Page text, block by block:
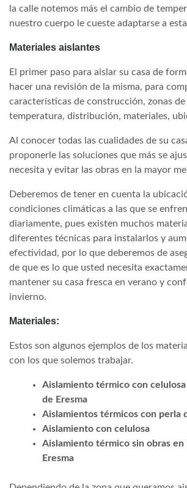
la calle notemos más el cambio de
nuestro cuerpo le cueste adaptarse a
Materiales aislantes
El primer paso para aislar su casa de
hacer una revisión de la misma, para
características de construcción, zonas de
temperatura, distribución, materiales,
Al conocer todas las cualidades de su
proponerle las soluciones que más se
necesita y evitar las obras en la mayor
Deberemos de tener en cuenta la
condiciones climáticas a las que se
diariamente, pues existen muchos
diferentes técnicas para instalarlos y
efectividad, por lo que deberemos de
de que es lo que usted necesita
mantener su casa fresca en verano y
invierno.
Materiales:
Estos son algunos ejemplos de los
con los que solemos trabajar.
Aislamiento térmico con
de Eresma
Aislamientos térmicos con perla
Aislamiento con celulosa
Aislamiento térmico sin obras en
Eresma